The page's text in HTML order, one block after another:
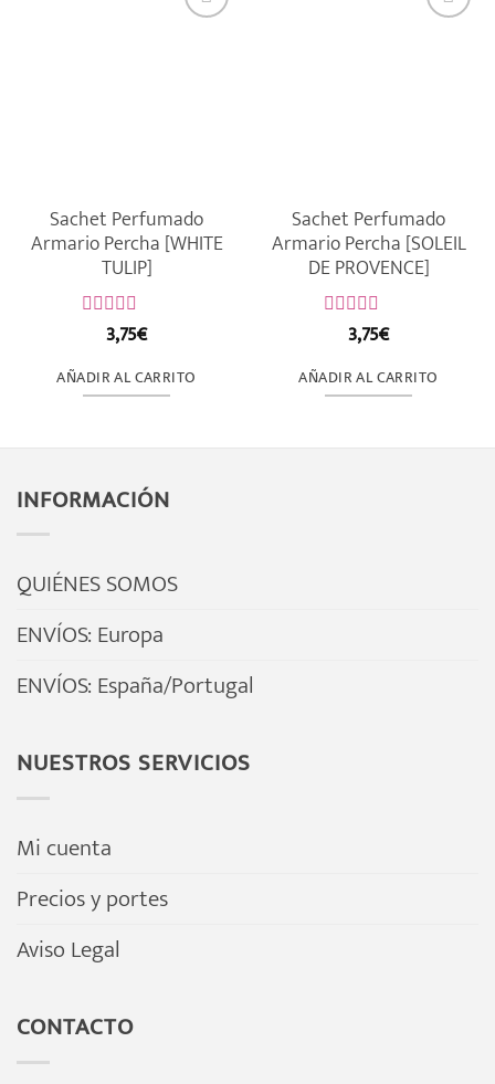
Sachet Perfumado
Armario Percha [WHITE
TULIP]
Valorado
de
5
3,75€
AÑADIR AL CARRITO
Sachet Perfumado
Armario Percha [SOLEIL
DE PROVENCE]
Valorado
de
5
3,75€
AÑADIR AL CARRITO
INFORMACIÓN
QUIÉNES SOMOS
ENVÍOS: Europa
ENVÍOS: España/Portugal
NUESTROS SERVICIOS
Mi cuenta
Precios y portes
Aviso Legal
CONTACTO